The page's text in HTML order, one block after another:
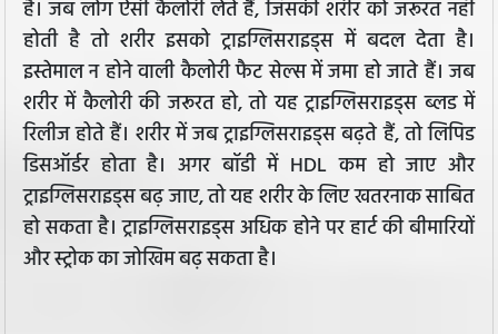
है। जब लोग ऐसी कैलोरी लेते हैं, जिसकी शरीर को जरूरत नहीं
होती है तो शरीर इसको ट्राइग्लिसराइड्स में बदल देता है।
इस्तेमाल न होने वाली कैलोरी फैट सेल्स में जमा हो जाते हैं। जब
शरीर में कैलोरी की जरूरत हो, तो यह ट्राइग्लिसराइड्स ब्लड में
रिलीज होते हैं। शरीर में जब ट्राइग्लिसराइड्स बढ़ते हैं, तो लिपिड
डिसऑर्डर होता है। अगर बॉडी में HDL कम हो जाए और
ट्राइग्लिसराइड्स बढ़ जाए, तो यह शरीर के लिए खतरनाक साबित
हो सकता है। ट्राइग्लिसराइड्स अधिक होने पर हार्ट की बीमारियों
और स्ट्रोक का जोखिम बढ़ सकता है।